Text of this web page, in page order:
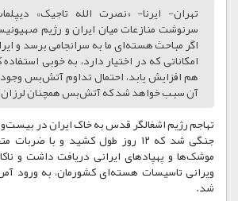
تهران- ایرنا- «نصرت الله تاجیک»
سرنوشت منازعات میان ایران و رژیم
اگر مباحث هسته‌ای ما به سرانجامی برسد و
امکاناتی که در اختیار دارد، به خوبی
هم افزایش یابد، احتمال تداوم آتش‌بس
آن سبب خواهد شد که آتش‌بس همچنان لرزان
تهاجم رژیم اشغالگر قدس به خاک ایران در
جنگی شد که ۱۲ روز طول کشید و با
موشک‌ها و پهپادهای ایرانی دریافت داشت و
ویرانی تاسیسات هسته‌ای کشورمان، به ورود
شد.